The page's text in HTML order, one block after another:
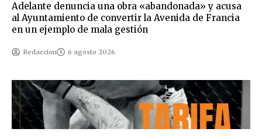
Adelante denuncia una obra «abandonada» y acusa
al Ayuntamiento de convertir la Avenida de Francia
en un ejemplo de mala gestión
Redaccion 6 agosto 2026